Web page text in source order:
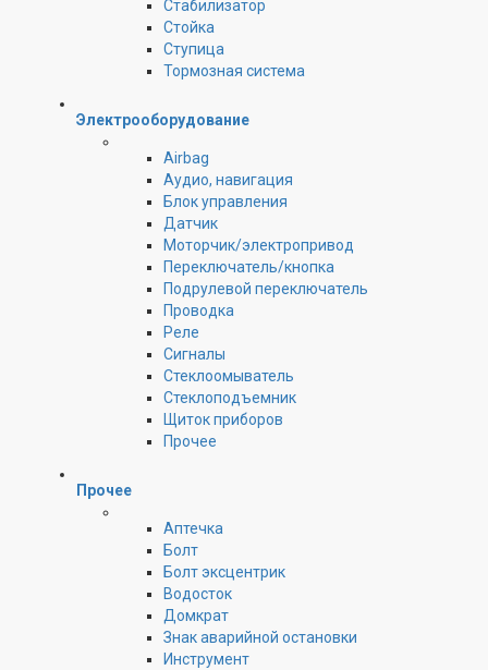
Стабилизатор
Стойка
Ступица
Тормозная система
Электрооборудование
Airbag
Аудио, навигация
Блок управления
Датчик
Моторчик/электропривод
Переключатель/кнопка
Подрулевой переключатель
Проводка
Реле
Сигналы
Стеклоомыватель
Стеклоподъемник
Щиток приборов
Прочее
Прочее
Аптечка
Болт
Болт эксцентрик
Водосток
Домкрат
Знак аварийной остановки
Инструмент